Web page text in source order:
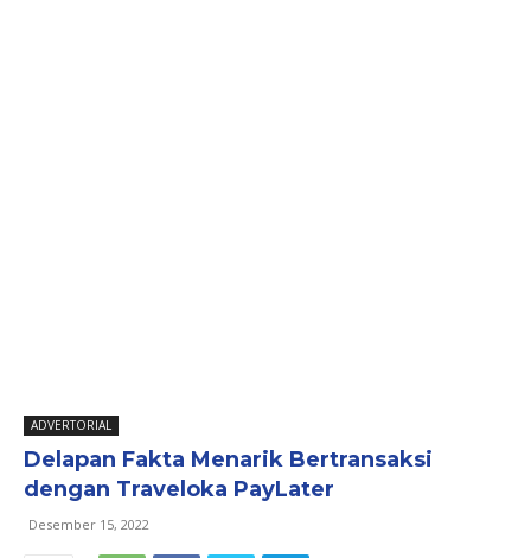
ADVERTORIAL
Delapan Fakta Menarik Bertransaksi
dengan Traveloka PayLater
Desember 15, 2022